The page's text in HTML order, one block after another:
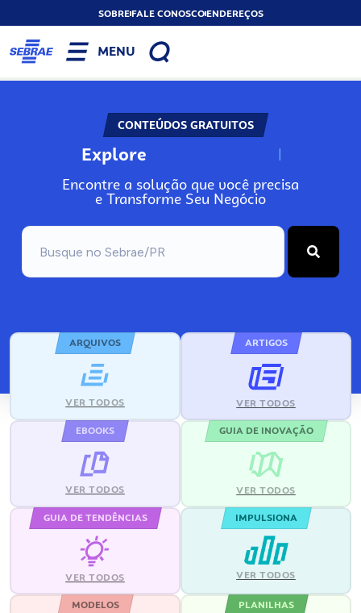
SOBREFALE CONOSCOENDEREÇOS
MENU
CONTEÚDOS GRATUITOS
Explore N
Encontre a solução que você precisa
e Transforme Seu Negócio
ARQUIVOS
VER TODOS
ARTIGOS
VER TODOS
EBOOKS
VER TODOS
GUIA DE INOVAÇÃO
VER TODOS
GUIA DE TENDÊNCIAS
VER TODOS
IMPULSIONA
VER TODOS
MODELOS PLANILHAS